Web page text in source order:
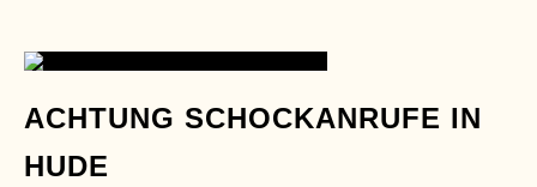
09
APR.
ACHTUNG SCHOCKANRUFE IN
HUDE